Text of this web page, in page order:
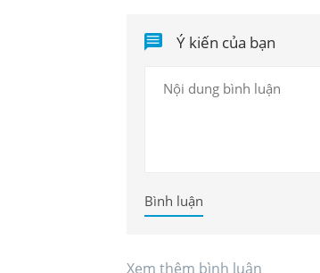
Ý kiến của bạn
Bình luận
Xem thêm bình luận